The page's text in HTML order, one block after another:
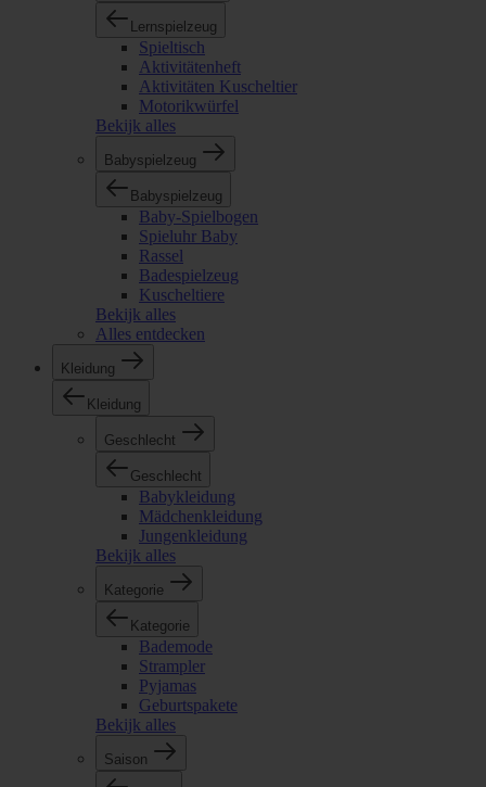
Lernspielzeug
Spieltisch
Aktivitätenheft
Aktivitäten Kuscheltier
Motorikwürfel
Bekijk alles
Babyspielzeug
Babyspielzeug
Baby-Spielbogen
Spieluhr Baby
Rassel
Badespielzeug
Kuscheltiere
Bekijk alles
Alles entdecken
Kleidung
Kleidung
Geschlecht
Geschlecht
Babykleidung
Mädchenkleidung
Jungenkleidung
Bekijk alles
Kategorie
Kategorie
Bademode
Strampler
Pyjamas
Geburtspakete
Bekijk alles
Saison